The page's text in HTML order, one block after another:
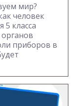
мир?
человек
класса
приборов в